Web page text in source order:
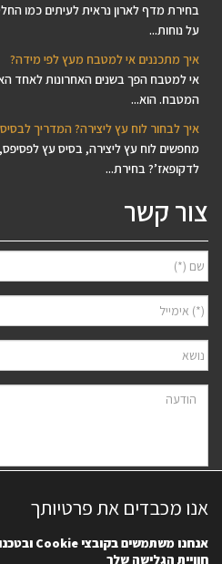
בחירת מדף לארון נראית לעיתים כמו
על נוחות...
איך מתכננים אי למטבח מעץ לפי מידה?
אי למטבח הפך בשנים האחרונות לאחד
המטבח. הוא...
איך לבחור לוח עץ ליצירה? המדריך
מחפשים לוח עץ ליצירה, בסיס עץ
לדקופאז’? בחירת...
צור קשר
הפרטיותשל האתר. ידוע לי שאוכל לבטל
אנו מכבדים את פרטיותך
אנחנו משתמשים בקובציCookie
חוויית הגלישה שלך